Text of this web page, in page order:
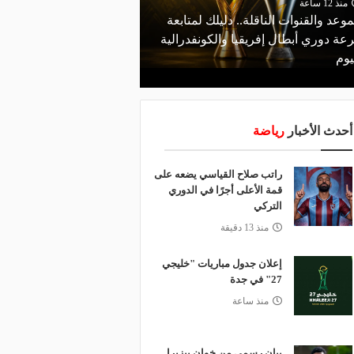
منذ 12 ساعة
والقنوات الناقلة.. دليلك لمتابعة
دوري أبطال إفريقيا والكونفدرالية
أحدث الأخبار رياضة
راتب صلاح القياسي يضعه على
قمة الأعلى أجرًا في الدوري
التركي
منذ 13 دقيقة
إعلان جدول مباريات "خليجي
27" في جدة
منذ ساعة